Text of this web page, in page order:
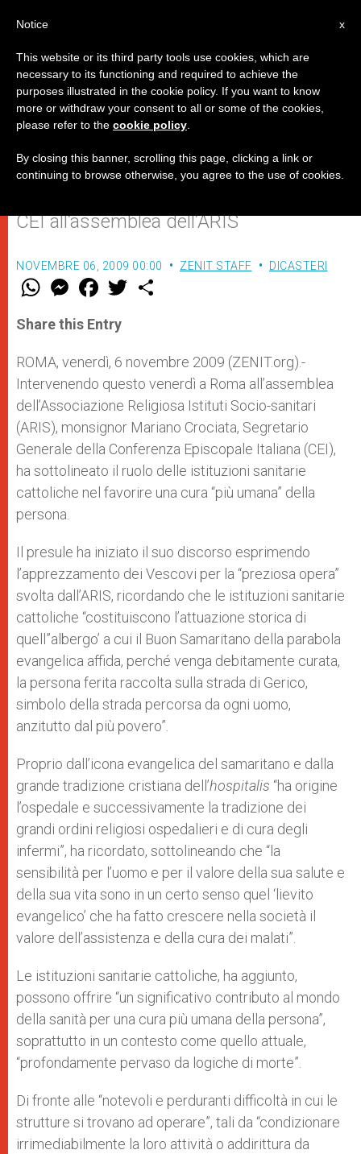
Le istituzioni sanitarie cattoliche
favoriscono "una cura più umana"
CEI all’assemblea dell’ARIS
NOVEMBRE 06, 2009 00:00 ZENIT STAFF DICASTERI
W
t
s
p
p
M
e
s
e
g
e
r
F
a
e
b
o
k
w
r
Share this Entry
ROMA, venerdì, 6 novembre 2009 (ZENIT.org).-
Intervenendo questo venerdì a Roma all’assemblea
dell’Associazione Religiosa Istituti Socio-sanitari
(ARIS), monsignor Mariano Crociata, Segretario
Generale della Conferenza Episcopale Italiana (CEI),
ha sottolineato il ruolo delle istituzioni sanitarie
cattoliche nel favorire una cura “più umana” della
persona.
Il presule ha iniziato il suo discorso esprimendo
l’apprezzamento dei Vescovi per la “preziosa opera”
svolta dall’ARIS, ricordando che le istituzioni sanitarie
cattoliche “costituiscono l’attuazione storica di
quell”albergo’ a cui il Buon Samaritano della parabola
evangelica affida, perché venga debitamente curata,
la persona ferita raccolta sulla strada di Gerico,
simbolo della strada percorsa da ogni uomo,
anzitutto dal più povero”.
Proprio dall’icona evangelica del samaritano e dalla
grande tradizione cristiana dell’hospitalis “ha origine
l’ospedale e successivamente la tradizione dei
grandi ordini religiosi ospedalieri e di cura degli
infermi”, ha ricordato, sottolineando che “la
sensibilità per l’uomo e per il valore della sua salute e
della sua vita sono in un certo senso quel ‘lievito
evangelico’ che ha fatto crescere nella società il
valore dell’assistenza e della cura dei malati”.
Le istituzioni sanitarie cattoliche, ha aggiunto,
possono offrire “un significativo contributo al mondo
della sanità per una cura più umana della persona”,
soprattutto in un contesto come quello attuale,
“profondamente pervaso da logiche di morte”.
Di fronte alle “notevoli e perduranti difficoltà in cui le
strutture si trovano ad operare”, tali da “condizionare
irrimediabilmente la loro attività o addirittura da
x
Notice
This website or its third party tools use cookies, which are
necessary to its functioning and required to achieve the
purposes illustrated in the cookie policy. If you want to know
more or withdraw your consent to all or some of the cookies,
please refer to the cookie policy
By closing this banner, scrolling this page, clicking a link or
continuing to browse otherwise, you agree to the use of cookies.